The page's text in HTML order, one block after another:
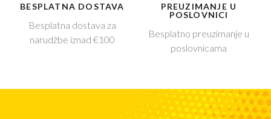
BESPLATNA DOSTAVA
Besplatna dostava za
narudžbe iznad €100
PREUZIMANJE U
POSLOVNICI
Besplatno preuzimanje u
poslovnicama